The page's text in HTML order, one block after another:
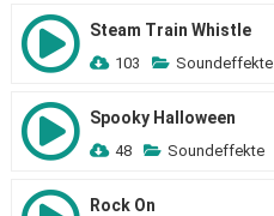
Steam Train Whistle
103 Soundeffekte
Spooky Halloween
48 Soundeffekte
Rock On